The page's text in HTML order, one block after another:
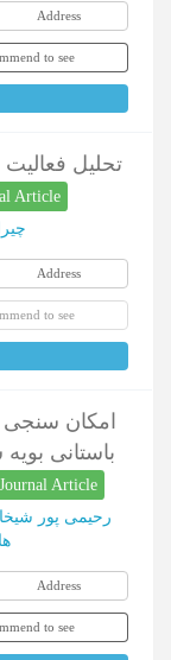
Address
to see
تحلیل
Article
Address
to see
امکان
باستانی
Journal Article
رحیمی پور
Address
to see